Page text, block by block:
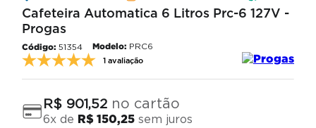
Cafeteira Automatica 6 Litros Prc-6 127V -
Progas
51354 Modelo: PRC6
1 avaliação
R$ 901 ,52 no cartão
6x de R$ 150,25 sem juros